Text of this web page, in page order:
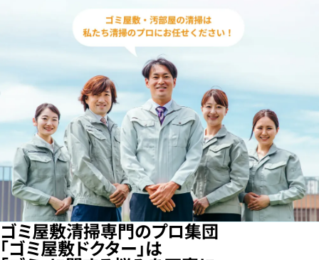
ゴミ屋敷清掃専門のプロ集団
「ゴミ屋敷ドクター」は